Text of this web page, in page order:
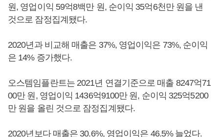
원, 영업이익 59억8백만 원, 순이익 35억6천만 원을 낸
것으로 잠정집계됐다.
2020년과 비교해 매출은 37%, 영업이익은 73%, 순이익
은 14% 증가했다.
오스템임플란트는 2021년 연결기준으로 매출 8247억71
00만 원, 영업이익 1436억9100만 원, 순이익 325억5200
만 원을 올린 것으로 잠정집계됐다.
2020년보다 매출은 30.6%, 영업이익은 46.5% 늘었다.